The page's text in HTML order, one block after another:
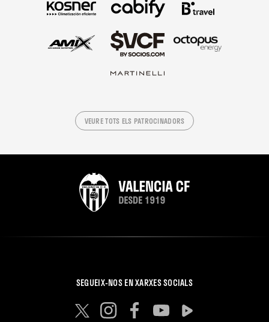
VEURE TOTS ELS PATROCINADORS
SEGUEIX-NOS EN XARXES SOCIALS